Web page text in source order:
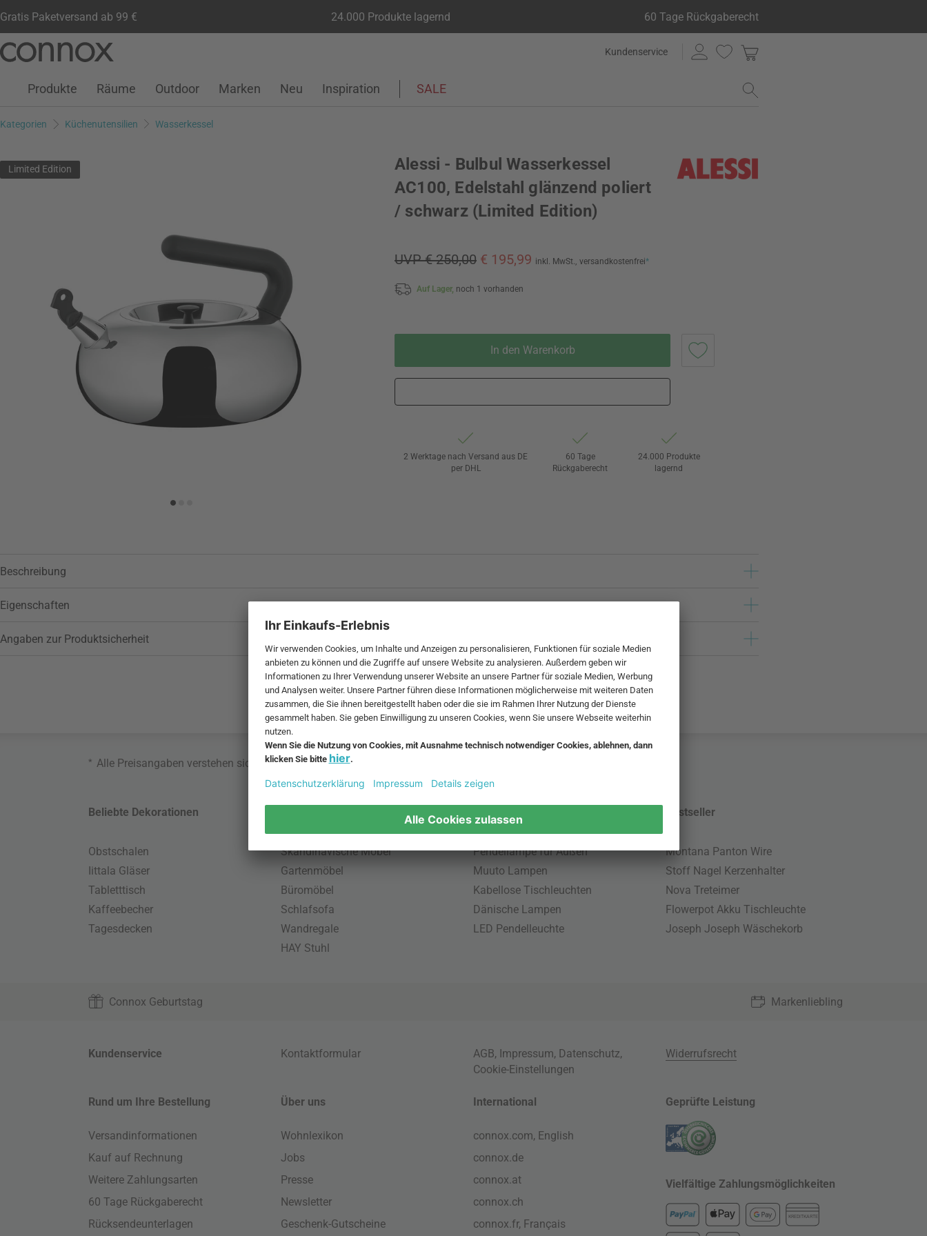
Gratis Paketversand ab 99 € 24.000 Produkte lagernd 60 Tage Rückgaberecht
Seiteninhalt
Suchfeld
Kundenservice
Kundenkonto
Wunschliste
Warenkorb
Produkte Räume Outdoor Marken Neu Inspiration SALE
Kategorien Küchenutensilien Wasserkessel
Alessi - Bulbul Wasserkessel
AC100, Edelstahl glänzend poliert
/ schwarz (Limited Edition)
UVP € 250,00 € 195,99 inkl. MwSt., versandkostenfrei*
Auf Lager, noch 1 vorhanden
In den Warenkorb
Wunschliste hinzufügen
2 Werktage nach Versand aus DE
per DHL
60 Tage
Rückgaberecht
24.000 Produkte
lagernd
Limited Edition
Beschreibung
Eigenschaften
Angaben zur Produktsicherheit
* Alle Preisangaben verstehen sich inklusive MwSt. und zzgl.
Beliebte Dekorationen
Obstschalen
Iittala Gläser
Tabletttisch
Kaffeebecher
Tagesdecken
Skandinavische Möbel
Gartenmöbel
Büromöbel
Schlafsofa
Wandregale
HAY Stuhl
Beliebte Leuchten
Pendellampe für Außen
Muuto Lampen
Kabellose Tischleuchten
Dänische Lampen
LED Pendelleuchte
Bestseller
Montana Panton Wire
Stoff Nagel Kerzenhalter
Nova Treteimer
Flowerpot Akku Tischleuchte
Joseph Joseph Wäschekorb
Connox Geburtstag Markenliebling
Kundenservice Kontaktformular AGB, Impressum, Datenschutz,
Cookie-Einstellungen
Widerrufsrecht
Rund um Ihre Bestellung
Versandinformationen
Kauf auf Rechnung
Weitere Zahlungsarten
60 Tage Rückgaberecht
Rücksendeunterlagen
Über uns
Wohnlexikon
Jobs
Presse
Newsletter
Geschenk-Gutscheine
International
connox.com, English
connox.de
connox.at
connox.ch
connox.fr, Français
Geprüfte Leistung
Vielfältige Zahlungsmöglichkeiten
KREDITKARTE